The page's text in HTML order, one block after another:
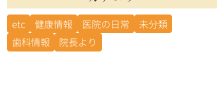
etc 健康情報 医院の日常
未分類
歯科情報
院長より